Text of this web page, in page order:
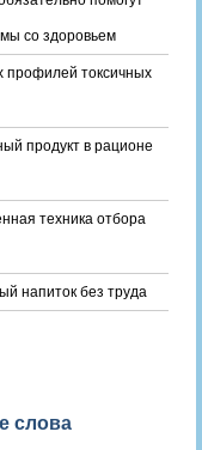
со здоровьем
профилей токсичных
продукт в рационе
техника отбора
напиток без труда
слова